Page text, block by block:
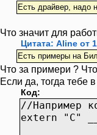
//номер
//номер
//
//номер
Есть драйвер, надо
Что значит для
Цитата: Aline от
Есть примеры на
Что за примери ?
Если да, тогда тебе
Код:
//Например
extern "C"